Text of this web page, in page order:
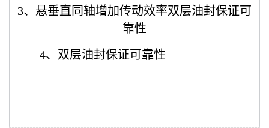
3、悬垂直同轴增加传动效率双层油封保证可
靠性
4、双层油封保证可靠性